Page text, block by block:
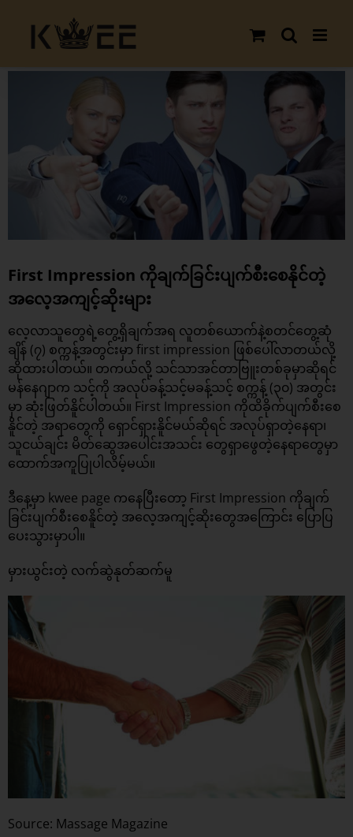
content
First Impression ကိုချက်ခြင်းပျက်စီးစေနိုင်တဲ့
အလေ့အကျင့်ဆိုးများ
လေ့လာသူတွေရဲ့တွေ့ရှိချက်အရ လူတစ်ယောက်နဲ့စတင်တွေ့ဆုံ
ချိန် (၇) စက္ကန့်အတွင်းမှာ first impression ဖြစ်ပေါ်လာတယ်လို့
ဆိုထားပါတယ်။ တကယ်လို့ သင်သာအင်တာဗြူးတစ်ခုမှာဆိုရင်
မန်နေဂျာက သင့်ကို အလုပ်ခန့်သင့်မခန့်သင့် စက္ကန့် (၃၀) အတွင်း
မှာ ဆုံးဖြတ်နိူင်ပါတယ်။ First Impression ကိုထိခိုက်ပျက်စီးစေ
နိူင်တဲ့ အရာတွေကို ရှောင်ရှားနိူင်မယ်ဆိုရင် အလုပ်ရှာတဲ့နေရာ၊
သူငယ်ချင်း မိတ်ဆွေအပေါင်းအသင်း တွေရှာဖွေတဲ့နေရာတွေမှာ
ထောက်အကူပြုပါလိမ့်မယ်။
ဒီနေ့မှာ kwee page ကနေပြီးတော့ First Impression ကိုချက်
ခြင်းပျက်စီးစေနိူင်တဲ့ အလေ့အကျင့်ဆိုးတွေအကြောင်း ပြောပြ
ပေးသွားမှာပါ။
မှားယွင်းတဲ့ လက်ဆွဲနုတ်ဆက်မူ
Source: Massage Magazine